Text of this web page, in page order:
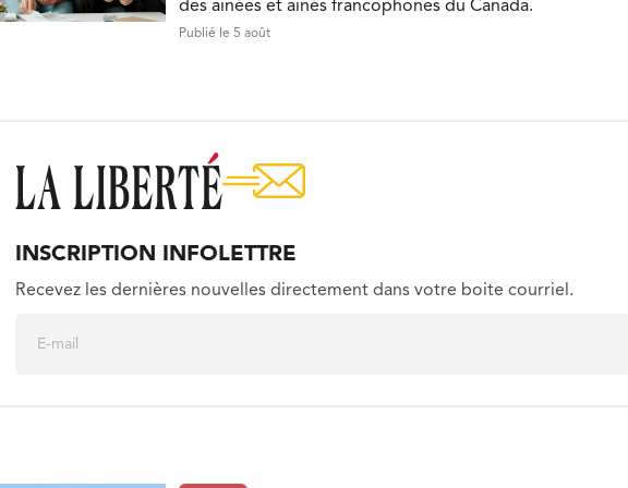
des ainées et ainés francophones du Canada.
Publié le 5 août
INSCRIPTION INFOLETTRE
Recevez les dernières nouvelles directement dans votre boite courriel.